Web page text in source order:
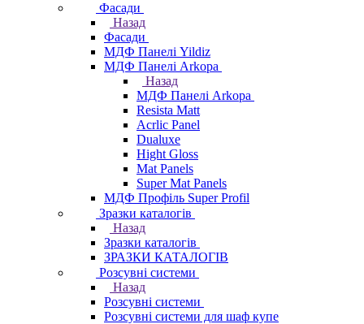
Фасади
Назад
Фасади
МДФ Панелі Yildiz
МДФ Панелі Arkopa
Назад
МДФ Панелі Arkopa
Resista Matt
Acrlic Panel
Dualuxe
Hight Gloss
Mat Panels
Super Mat Panels
МДФ Профіль Super Profil
Зразки каталогів
Назад
Зразки каталогів
ЗРАЗКИ КАТАЛОГІВ
Розсувні системи
Назад
Розсувні системи
Розсувні системи для шаф купе